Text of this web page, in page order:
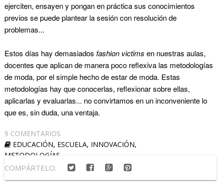
ejerciten, ensayen y pongan en práctica sus conocimientos
previos se puede plantear la sesión con resolución de
problemas...
Estos días hay demasiados fashion victims en nuestras aulas,
docentes que aplican de manera poco reflexiva las metodologías
de moda, por el simple hecho de estar de moda. Estas
metodologías hay que conocerlas, reflexionar sobre ellas,
aplicarlas y evaluarlas... no convirtamos en un inconveniente lo
que es, sin duda, una ventaja.
9 COMENTARIOS
EDUCACIÓN, ESCUELA, INNOVACIÓN,
METODOLOGÍAS
COMPÁRTELO: